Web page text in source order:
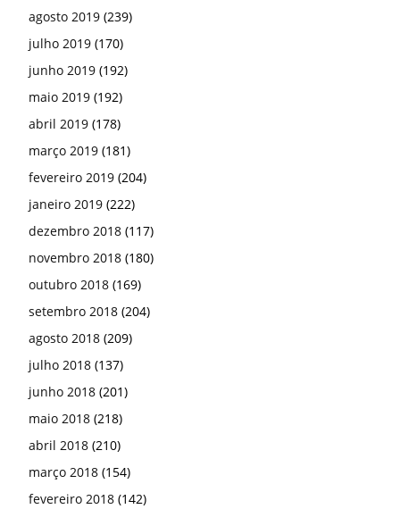
agosto 2019 (239)
julho 2019 (170)
junho 2019 (192)
maio 2019 (192)
abril 2019 (178)
março 2019 (181)
fevereiro 2019 (204)
janeiro 2019 (222)
dezembro 2018 (117)
novembro 2018 (180)
outubro 2018 (169)
setembro 2018 (204)
agosto 2018 (209)
julho 2018 (137)
junho 2018 (201)
maio 2018 (218)
abril 2018 (210)
março 2018 (154)
fevereiro 2018 (142)